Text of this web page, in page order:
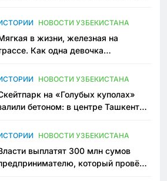
НОВОСТИ УЗБЕКИСТАНА
в жизни, железная на
Как одна девочка
НОВОСТИ УЗБЕКИСТАНА
на «Голубых куполах»
бетоном: в центре Ташкента
НОВОСТИ УЗБЕКИСТАНА
выплатят 300 млн сумов
который провёл